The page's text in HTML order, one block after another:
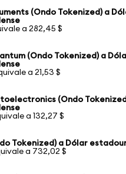
(Ondo Tokenized) a
a 282,45 $
(Ondo Tokenized) a
a 21,53 $
(Ondo
a 132,27 $
Tokenized) a Dólar
a 732,02 $